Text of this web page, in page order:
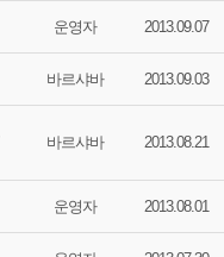
운영자 2013.09.07
바르샤바 2013.09.03
바르샤바 2013.08.21
운영자 2013.08.01